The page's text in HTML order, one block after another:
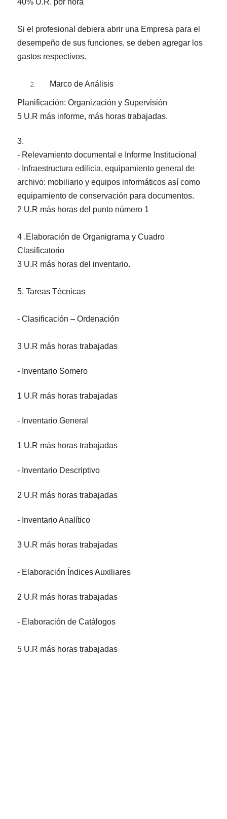
40% U.R. por hora
Si el profesional debiera abrir una Empresa para el
desempeño de sus funciones, se deben agregar los
gastos respectivos.
Marco de Análisis
Planificación: Organización y Supervisión
5 U.R más informe, más horas trabajadas.
3.
- Relevamiento documental e Informe Institucional
- Infraestructura edilicia, equipamiento general de
archivo: mobiliario y equipos informáticos así como
equipamiento de conservación para documentos.
2 U.R más horas del punto número 1
4 .Elaboración de Organigrama y Cuadro
Clasificatorio
3 U.R más horas del inventario.
5. Tareas Técnicas
- Clasificación – Ordenación
3 U.R más horas trabajadas
- Inventario Somero
1 U.R más horas trabajadas
- Inventario General
1 U.R más horas trabajadas
- Inventario Descriptivo
2 U.R más horas trabajadas
- Inventario Analítico
3 U.R más horas trabajadas
- Elaboración Índices Auxiliares
2 U.R más horas trabajadas
- Elaboración de Catálogos
5 U.R más horas trabajadas